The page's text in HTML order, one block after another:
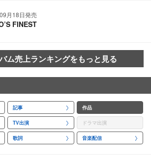
月18日発売
FINEST
ム売上ランキングをもっと見る
記事 作品
TV出演 ドラマ出演
歌詞 音楽配信